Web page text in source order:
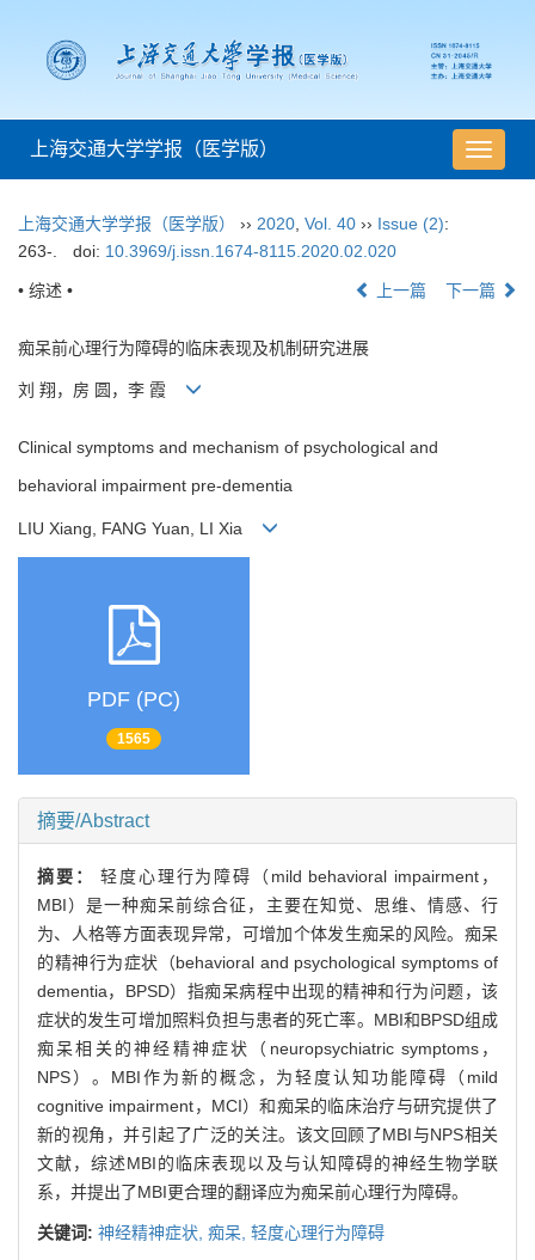
导
航
上海交通大学学报（医学版）
上海交通大学学报（医学版） ›› 2020 Vol. 40 ›› Issue (2):
263-.
doi: 10.3969/j.issn.1674-8115.2020.02.020
• 综述 • 上一篇 下一篇
痴呆前心理行为障碍的临床表现及机制研究进展
刘 翔，房 圆，李 霞
Clinical symptoms and mechanism of psychological and
behavioral impairment pre-dementia
LIU Xiang, FANG Yuan, LI Xia
PDF (PC)
1565
摘要/Abstract
摘要：轻度心理行为障碍（mild behavioral impairment，
MBI）是一种痴呆前综合征，主要在知觉、思维、情感、行
为、人格等方面表现异常，可增加个体发生痴呆的风险。痴呆
的精神行为症状（behavioral and psychological symptoms of
dementia，BPSD）指痴呆病程中出现的精神和行为问题，该
症状的发生可增加照料负担与患者的死亡率。MBI和BPSD组成
痴呆相关的神经精神症状（neuropsychiatric symptoms，
NPS）。MBI作为新的概念，为轻度认知功能障碍（mild
cognitive impairment，MCI）和痴呆的临床治疗与研究提供了
新的视角，并引起了广泛的关注。该文回顾了MBI与NPS相关
文献，综述MBI的临床表现以及与认知障碍的神经生物学联
系，并提出了MBI更合理的翻译应为痴呆前心理行为障碍。
关键词: 神经精神症状, 痴呆, 轻度心理行为障碍